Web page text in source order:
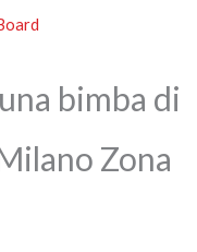
bimba di
Zona